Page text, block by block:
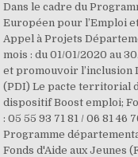
Dans le cadre du
Européen pour l’Emploi
Appel à Projets
mois : du 01/01/2020 au
et promouvoir
(PDI) Le pacte territorial
dispositif Boost emploi;
: 05 55 93 71 81 / 06 81
Programme
Fonds d'Aide aux Jeunes